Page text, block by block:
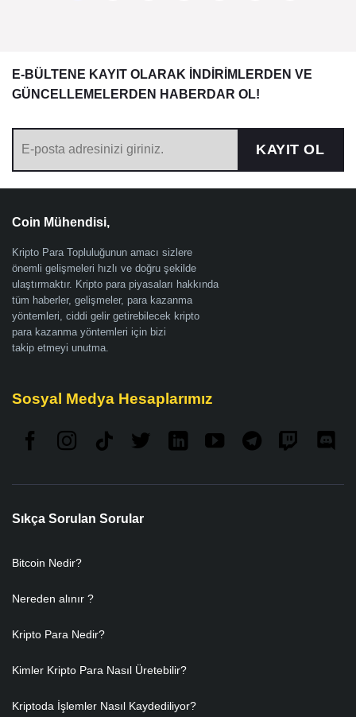
E-BÜLTENE KAYIT OLARAK İNDİRİMLERDEN VE
GÜNCELLEMELERDEN HABERDAR OL!
KAYIT OL
Coin Mühendisi,
Kripto Para Topluluğunun amacı sizlere
önemli gelişmeleri hızlı ve doğru şekilde
ulaştırmaktır. Kripto para piyasaları hakkında
tüm haberler, gelişmeler, para kazanma
yöntemleri, ciddi gelir getirebilecek kripto
para kazanma yöntemleri için bizi
takip etmeyi unutma.
Sosyal Medya Hesaplarımız
Sıkça Sorulan Sorular
Bitcoin Nedir?
Nereden alınır ?
Kripto Para Nedir?
Kimler Kripto Para Nasıl Üretebilir?
Kriptoda İşlemler Nasıl Kaydediliyor?